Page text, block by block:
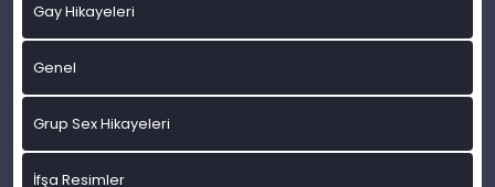
Gay Hikayeleri
Genel
Grup Sex Hikayeleri
İfşa Resimler